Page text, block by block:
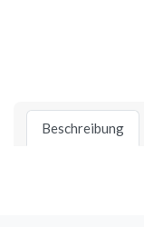
Beschreibung